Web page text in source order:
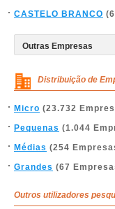
CASTELO BRANCO
Distribuição de
Micro (23.732
Pequenas (1.044
Médias (254
Grandes (67
Outros utilizadores